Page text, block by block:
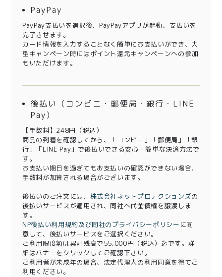
PayPay
PayPay支払いを選択後、PayPayアプリが起動、支払いを
完了させます。
カード情報を入力することなく簡単にお支払いができ、大
型キャンペーン時にはポイント還元キャンペーンへの参加
もいただけます。
後払い（コンビニ・郵便局・銀行・LINE
Pay）
【手数料】248円（税込）
商品の到着を確認してから、「コンビニ」「郵便局」「銀
行」「LINE Pay」で後払いできる安心・簡単な決済方法で
す。
お支払い期日を過ぎてもお支払いの確認ができない場合、
手数料が加算される場合がございます。
後払いのご注文には、 株式会社ネットプロテクションズの
後払いサービスが適用され、同社へ代金債権を譲渡しま
す。
NP後払い利用規約及び同社のプライバシーポリシー に同
意して、後払いサービスをご選択ください。
ご利用限度額は累計残高で55,000円（税込）迄です。詳
細はバナーをクリックしてご確認下さい。
ご利用者が未成年の場合、法定代理人の利用同意を得てご
利用ください。